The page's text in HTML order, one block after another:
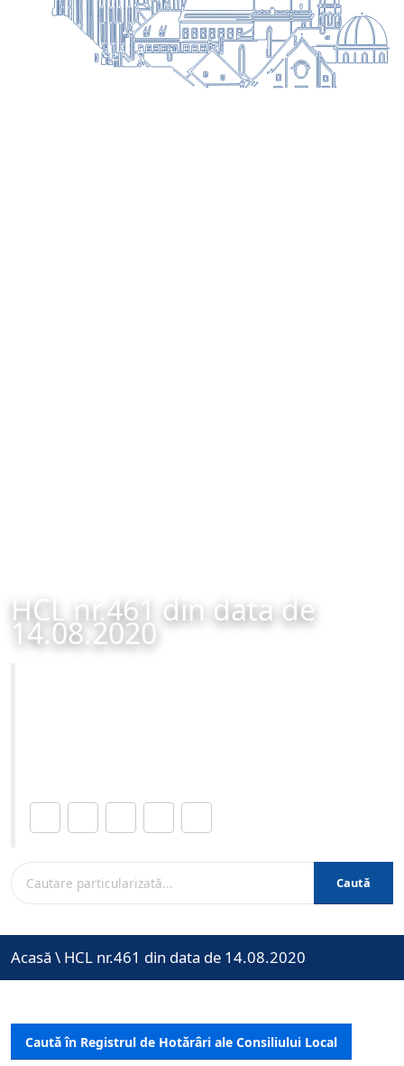
HCL nr.461 din data de
14.08.2020
Caută
Acasă \ HCL nr.461 din data de 14.08.2020
Caută în Registrul de Hotărâri ale Consiliului Local